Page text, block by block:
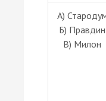
А)
Б) Правдин
В) Милон